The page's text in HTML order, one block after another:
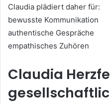
Claudia plädiert daher für:
bewusste Kommunikation
authentische Gespräche
empathisches Zuhören
Claudia